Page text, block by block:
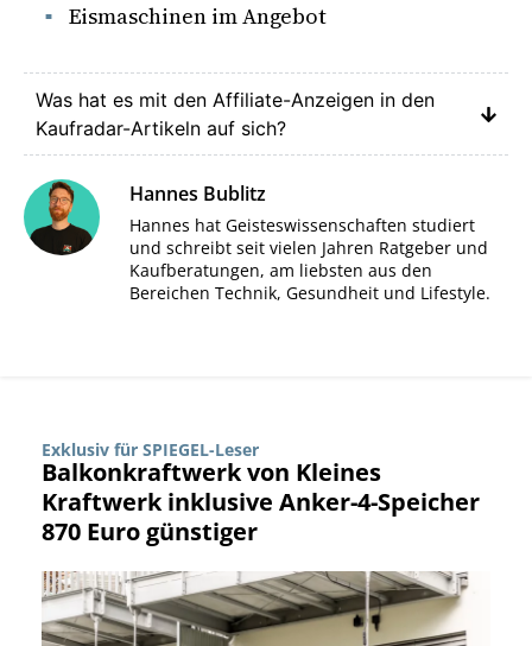
Eismaschinen im Angebot
Was hat es mit den Affiliate-Anzeigen in den
Kaufradar-Artikeln auf sich?
Hannes Bublitz
Hannes hat Geisteswissenschaften studiert
und schreibt seit vielen Jahren Ratgeber und
Kaufberatungen, am liebsten aus den
Bereichen Technik, Gesundheit und Lifestyle.
Exklusiv für SPIEGEL-Leser
Balkonkraftwerk von Kleines
Kraftwerk inklusive Anker-4-Speicher
870 Euro günstiger